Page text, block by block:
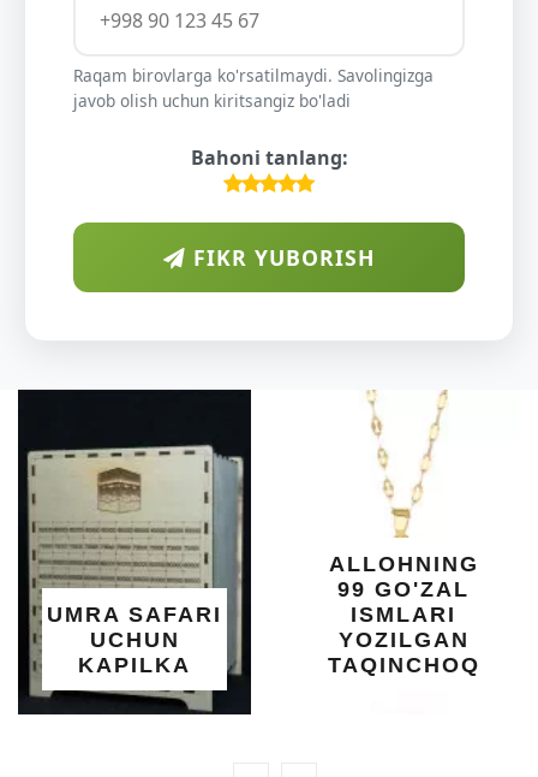
Raqam birovlarga ko'rsatilmaydi. Savolingizga
javob olish uchun kiritsangiz bo'ladi
Bahoni tanlang:
FIKR YUBORISH
SAFARI
ALLOHNING
99 GO'ZAL
ISMLARI
YOZILGAN
TAQINCHOQ